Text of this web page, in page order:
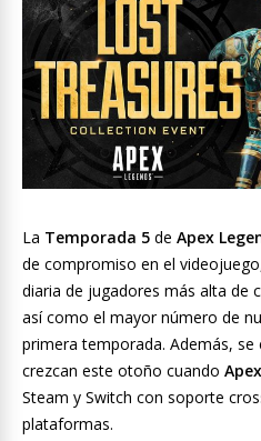
La Temporada 5 de Apex
de compromiso en el
diaria de jugadores más alta de
así como el mayor número de
primera temporada. Además,
crezcan este otoño cuando
Steam y Switch con soporte
plataformas.